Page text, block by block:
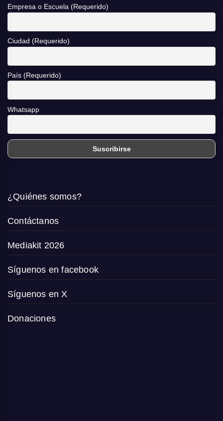
Empresa o Escuela (Requerido)
Ciudad (Requerido)
País (Requerido)
Whatsapp
¿Quiénes somos?
Contáctanos
Mediakit 2026
Síguenos en facebook
Síguenos en X
Donaciones